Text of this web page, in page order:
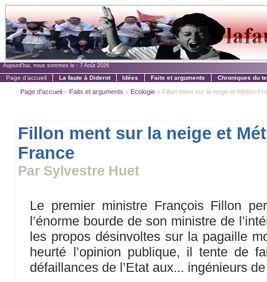
Aujourd'hui, nous sommes le : 7 Août 2026
Page d'accueil La faute à Diderot Idées Faits et arguments Chroniques du
Page d'accueil » Faits et arguments » Ecologie » Fillon ment sur la neige et Météo-
Fillon ment sur la neige et
France
Par Sylvestre Huet
Le premier ministre François Fillon
l’énorme bourde de son ministre de
les propos désinvoltes sur la pagaille
heurté l’opinion publique, il tente de
défaillances de l’Etat aux... ingénieurs